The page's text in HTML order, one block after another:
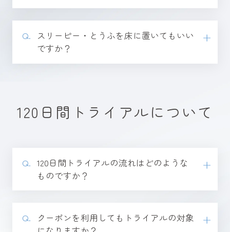
⁨⁩⁨スリーピー・とうふを床に置いてもいい
ですか？
120日間トライアルについて
120日間トライアルの流れはどのような
ものですか？
クーポンを利用してもトライアルの対象